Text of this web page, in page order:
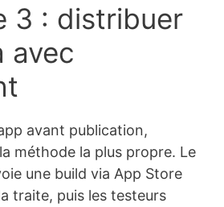
3 : distribuer
avec
avant publication,
méthode la plus propre. Le
une build via App Store
traite, puis les testeurs